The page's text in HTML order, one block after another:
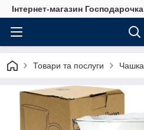
Інтернет-магазин Господарочка
Товари та послуги Чашка